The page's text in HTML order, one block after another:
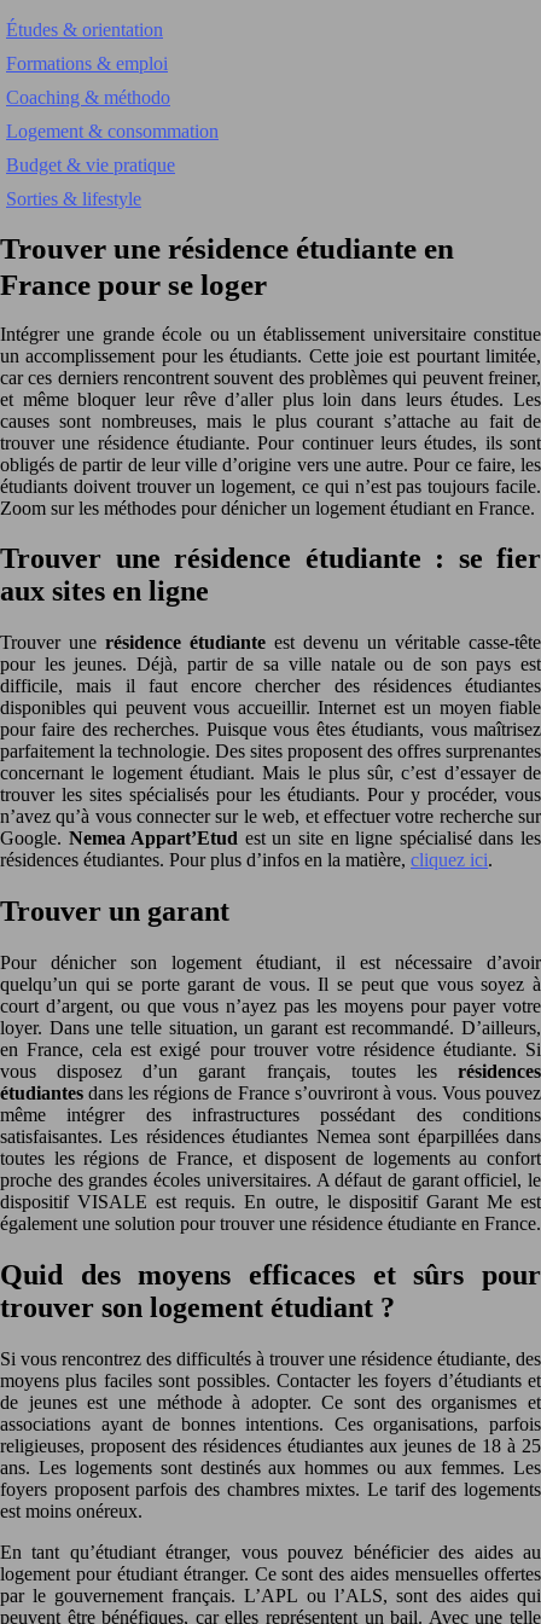
Études & orientation
Formations & emploi
Coaching & méthodo
Logement & consommation
Budget & vie pratique
Sorties & lifestyle
Trouver une résidence étudiante en
France pour se loger
Intégrer une grande école ou un établissement universitaire constitue
un accomplissement pour les étudiants. Cette joie est pourtant limitée,
car ces derniers rencontrent souvent des problèmes qui peuvent freiner,
et même bloquer leur rêve d’aller plus loin dans leurs études. Les
causes sont nombreuses, mais le plus courant s’attache au fait de
trouver une résidence étudiante. Pour continuer leurs études, ils sont
obligés de partir de leur ville d’origine vers une autre. Pour ce faire, les
étudiants doivent trouver un logement, ce qui n’est pas toujours facile.
Zoom sur les méthodes pour dénicher un logement étudiant en France.
Trouver une résidence étudiante : se fier
aux sites en ligne
Trouver une résidence étudiante est devenu un véritable casse-tête
pour les jeunes. Déjà, partir de sa ville natale ou de son pays est
difficile, mais il faut encore chercher des résidences étudiantes
disponibles qui peuvent vous accueillir. Internet est un moyen fiable
pour faire des recherches. Puisque vous êtes étudiants, vous maîtrisez
parfaitement la technologie. Des sites proposent des offres surprenantes
concernant le logement étudiant. Mais le plus sûr, c’est d’essayer de
trouver les sites spécialisés pour les étudiants. Pour y procéder, vous
n’avez qu’à vous connecter sur le web, et effectuer votre recherche sur
Google. Nemea Appart’Etud est un site en ligne spécialisé dans les
résidences étudiantes. Pour plus d’infos en la matière, cliquez ici.
Trouver un garant
Pour dénicher son logement étudiant, il est nécessaire d’avoir
quelqu’un qui se porte garant de vous. Il se peut que vous soyez à
court d’argent, ou que vous n’ayez pas les moyens pour payer votre
loyer. Dans une telle situation, un garant est recommandé. D’ailleurs,
en France, cela est exigé pour trouver votre résidence étudiante. Si
vous disposez d’un garant français, toutes les résidences
étudiantes dans les régions de France s’ouvriront à vous. Vous pouvez
même intégrer des infrastructures possédant des conditions
satisfaisantes. Les résidences étudiantes Nemea sont éparpillées dans
toutes les régions de France, et disposent de logements au confort
proche des grandes écoles universitaires. A défaut de garant officiel, le
dispositif VISALE est requis. En outre, le dispositif Garant Me est
également une solution pour trouver une résidence étudiante en France.
Quid des moyens efficaces et sûrs pour
trouver son logement étudiant ?
Si vous rencontrez des difficultés à trouver une résidence étudiante, des
moyens plus faciles sont possibles. Contacter les foyers d’étudiants et
de jeunes est une méthode à adopter. Ce sont des organismes et
associations ayant de bonnes intentions. Ces organisations, parfois
religieuses, proposent des résidences étudiantes aux jeunes de 18 à 25
ans. Les logements sont destinés aux hommes ou aux femmes. Les
foyers proposent parfois des chambres mixtes. Le tarif des logements
est moins onéreux.
En tant qu’étudiant étranger, vous pouvez bénéficier des aides au
logement pour étudiant étranger. Ce sont des aides mensuelles offertes
par le gouvernement français. L’APL ou l’ALS, sont des aides qui
peuvent être bénéfiques, car elles représentent un bail. Avec une telle